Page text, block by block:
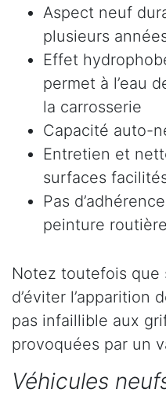
Aspect neuf
plusieurs
Effet
permet à l’eau
la carrosserie
Capacité auto-
Entretien et
surfaces
Pas
peinture
Notez toutefois
d’éviter l’apparition
pas infaillible aux
provoquées par un
Véhicules